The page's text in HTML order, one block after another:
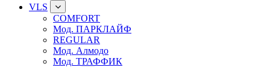
VLS
COMFORT
Мод. ПАРКЛАЙФ
REGULAR
Мод. Алмодо
Мод. ТРАФФИК